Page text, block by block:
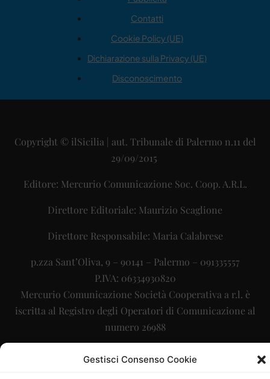
Gestisci Consenso Cookie
Contatti
Cookie Policy (UE)
Dichiarazione sulla Privacy (UE)
Disconoscimento
Copyright © ilSicilia | aut. Tribunale di Palermo n.11 del
29/09/2015
Editore: Mercurio Comunicazione Soc. Coop. A.R.L.
Direttore Editoriale: Maurizio Scaglione
Direttore Responsabile: Maria Calabrese
p.zza Sant’Oliva, 9 – 90141 – Palermo – 091335557
P.IVA: 06334930820
Mercurio Comunicazione Società Cooperativa a r.l. è
iscritta al Registro degli Operatori di Comunicazione al
numero 26988
La Digitale srl info@ladigitale.it